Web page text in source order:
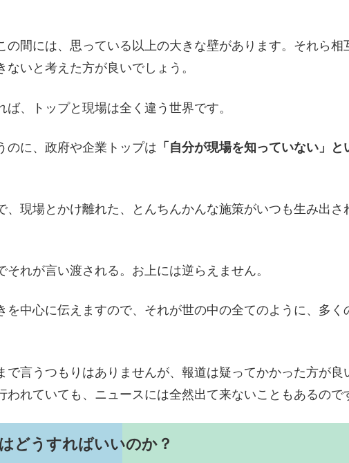
の間には、思っている以上の大きな壁があります。それら相
いと考えた方が良いでしょう。
、トップと現場は全く違う世界です。
のに、政府や企業トップは 「自分が現場を知っていない」と
、現場とかけ離れた、とんちんかんな施策がいつも生み出さ
れが言い渡される。お上には逆らえません。
を中心に伝えますので、それが世の中の全てのように、多く
で言うつもりはありませんが、報道は疑ってかかった方が良
れていても、ニュースには全然出て来ないこともあるので
どうすればいいのか？